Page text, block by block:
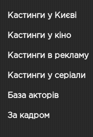
Кастинги у Києві
Кастинги у кіно
Кастинги в рекламу
Кастинги у серіали
База акторів
За кадром